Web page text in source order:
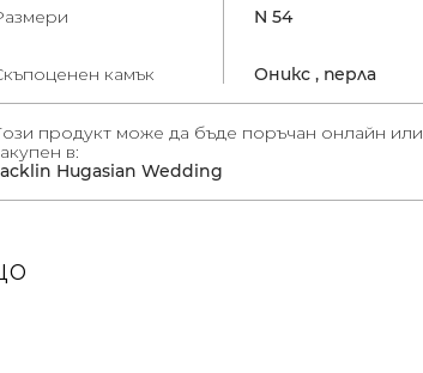
N 54
камък Оникс , перла
продукт може да бъде поръчан онлайн или
в:
Hugasian Wedding